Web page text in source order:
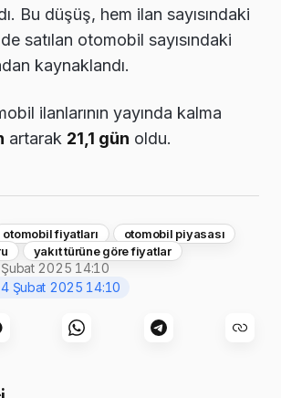
Bu düşüş, hem ilan sayısındaki
satılan otomobil sayısındaki
kaynaklandı.
ilanlarının yayında kalma
artarak 21,1 gün oldu.
otomobil fiyatları
otomobil piyasası
yakıt türüne göre fiyatlar
2025 14:10
Şubat 2025 14:10